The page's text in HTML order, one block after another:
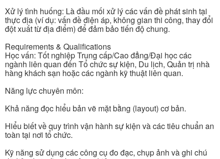
Xử lý tình huống: Là đầu mối xử lý các vấn đề phát sinh tại
thực địa (ví dụ: vấn đề điện áp, không gian thi công, thay đổi
đột xuất từ địa điểm) để đảm bảo tiến độ chung.
Requirements & Qualifications
Học vấn: Tốt nghiệp Trung cấp/Cao đẳng/Đại học các
ngành liên quan đến Tổ chức sự kiện, Du lịch, Quản trị nhà
hàng khách sạn hoặc các ngành kỹ thuật liên quan.
Năng lực chuyên môn:
Khả năng đọc hiểu bản vẽ mặt bằng (layout) cơ bản.
Hiểu biết về quy trình vận hành sự kiện và các tiêu chuẩn an
toàn tại nơi tổ chức.
Kỹ năng sử dụng các công cụ đo đạc, chụp ảnh và ghi chú